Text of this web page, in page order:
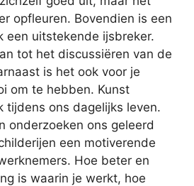
opfleuren. Bovendien is een
een uitstekende ijsbreker.
tot het discussiëren van de
is het ook voor je
om te hebben. Kunst
tijdens ons dagelijks leven.
onderzoeken ons geleerd
een motiverende
Hoe beter en
is waarin je werkt, hoe